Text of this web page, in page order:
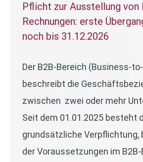
Pflicht zur Ausstellung von
Rechnungen: erste
noch bis 31.12.2026
Der B2B-Bereich (Business-
beschreibt die
zwischen zwei oder mehr
Seit dem 01.01.2025 besteht
grundsätzliche Verpflichtung,
der Voraussetzungen im